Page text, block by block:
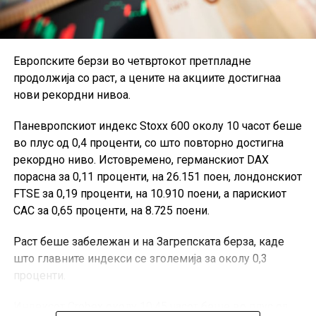
намалување. Сепак, сите три метали се на пат да ја
завршат неделата со добивки.
Европските берзи во четвртокот претпладне
продолжија со раст, а цените на акциите достигнаа
нови рекордни нивоа.
Паневропскиот индекс Stoxx 600 околу 10 часот беше
во плус од 0,4 проценти, со што повторно достигна
рекордно ниво. Истовремено, германскиот DAX
порасна за 0,11 проценти, на 26.151 поен, лондонскиот
FTSE за 0,19 проценти, на 10.910 поени, а парискиот
CAC за 0,65 проценти, на 8.725 поени.
Раст беше забележан и на Загрепската берза, каде
што главните индекси се зголемија за околу 0,3
проценти.